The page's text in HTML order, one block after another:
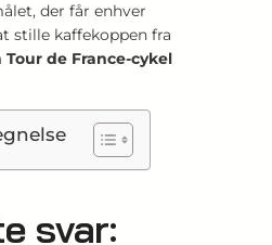
der får enhver
stille kaffekoppen fra
Tour de France-cykel
svar: